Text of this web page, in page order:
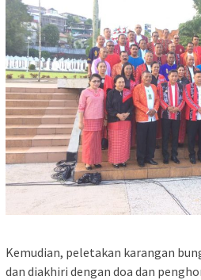
Kemudian, peletakan karangan
dan diakhiri dengan doa dan